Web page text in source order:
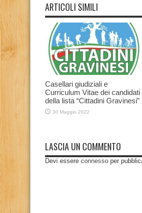
ARTICOLI SIMILI
Casellari giudiziali e
Curriculum Vitae dei candidati
della lista “Cittadini Gravinesi”
30 Maggio 2022
LASCIA UN COMMENTO
Devi essere connesso per